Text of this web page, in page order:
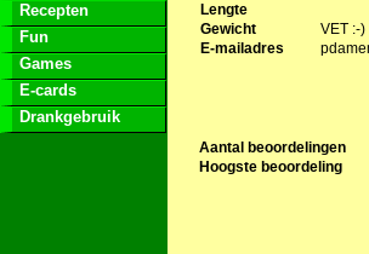
Recepten
Fun
Games
E-cards
Drankgebruik
Lengte
Gewicht
VET :-)
E-mailadres
Aantal beoordelingen
Hoogste beoordeling